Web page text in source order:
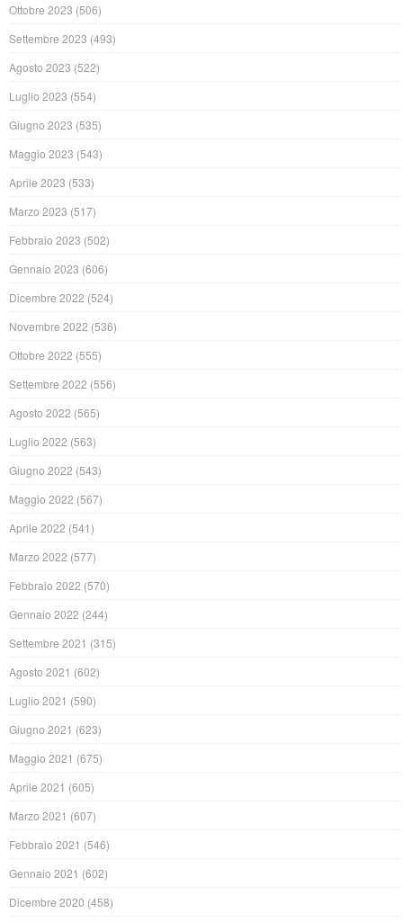
Ottobre 2023 (506)
Settembre 2023 (493)
Agosto 2023 (522)
Luglio 2023 (554)
Giugno 2023 (535)
Maggio 2023 (543)
Aprile 2023 (533)
Marzo 2023 (517)
Febbraio 2023 (502)
Gennaio 2023 (606)
Dicembre 2022 (524)
Novembre 2022 (536)
Ottobre 2022 (555)
Settembre 2022 (556)
Agosto 2022 (565)
Luglio 2022 (563)
Giugno 2022 (543)
Maggio 2022 (567)
Aprile 2022 (541)
Marzo 2022 (577)
Febbraio 2022 (570)
Gennaio 2022 (244)
Settembre 2021 (315)
Agosto 2021 (602)
Luglio 2021 (590)
Giugno 2021 (623)
Maggio 2021 (675)
Aprile 2021 (605)
Marzo 2021 (607)
Febbraio 2021 (546)
Gennaio 2021 (602)
Dicembre 2020 (458)